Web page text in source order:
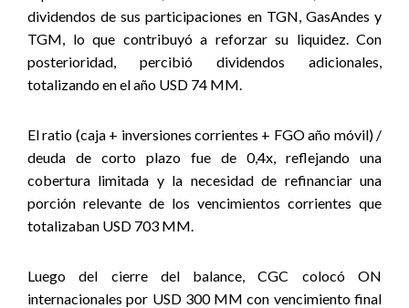
dividendos de sus participaciones en TGN, GasAndes y
TGM, lo que contribuyó a reforzar su liquidez. Con
posterioridad, percibió dividendos adicionales,
totalizando en el año USD 74 MM.
El ratio (caja + inversiones corrientes + FGO año móvil) /
deuda de corto plazo fue de 0,4x, reflejando una
cobertura limitada y la necesidad de refinanciar una
porción relevante de los vencimientos corrientes que
totalizaban USD 703 MM.
Luego del cierre del balance, CGC colocó ON
internacionales por USD 300 MM con vencimiento final